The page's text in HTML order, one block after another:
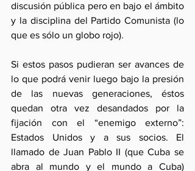
discusión pública pero en bajo el ámbito
y la disciplina del Partido Comunista (lo
que es sólo un globo rojo).
Si estos pasos pudieran ser avances de
lo que podrá venir luego bajo la presión
de las nuevas generaciones, éstos
quedan otra vez desandados por la
fijación con el “enemigo externo”:
Estados Unidos y a sus socios. El
llamado de Juan Pablo II (que Cuba se
abra al mundo y el mundo a Cuba)